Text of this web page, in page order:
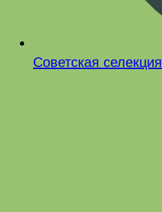
Советская селекция